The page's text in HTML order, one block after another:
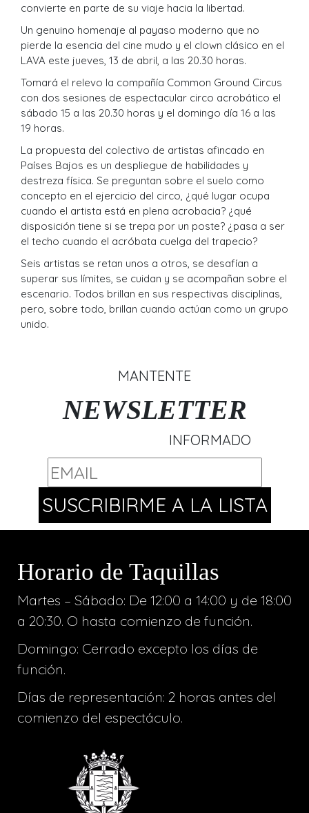
convierte en parte de su viaje hacia la libertad.
Un genuino homenaje al payaso moderno que no
pierde la esencia del cine mudo y el clown clásico en el
LAVA este jueves, 13 de abril, a las 20.30 horas.
Tomará el relevo la compañía Common Ground Circus
con dos sesiones de espectacular circo acrobático el
sábado 15 a las 20.30 horas y el domingo día 16 a las
19 horas.
La propuesta del colectivo de artistas afincado en
Países Bajos es un despliegue de habilidades y
destreza física. Se preguntan sobre el suelo como
concepto en el ejercicio del circo, ¿qué lugar ocupa
cuando el artista está en plena acrobacia? ¿qué
disposición tiene si se trepa por un poste? ¿pasa a ser
el techo cuando el acróbata cuelga del trapecio?
Seis artistas se retan unos a otros, se desafían a
superar sus límites, se cuidan y se acompañan sobre el
escenario. Todos brillan en sus respectivas disciplinas,
pero, sobre todo, brillan cuando actúan como un grupo
unido.
MANTENTE
NEWSLETTER
INFORMADO
Horario de Taquillas
Martes – Sábado: De 12:00 a 14:00 y de 18:00
a 20:30. O hasta comienzo de función.
Domingo: Cerrado excepto los días de
función.
Días de representación: 2 horas antes del
comienzo del espectáculo.